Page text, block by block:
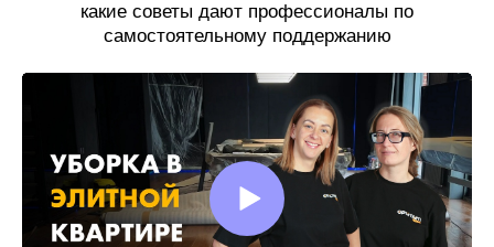
какие советы дают профессионалы по
самостоятельному поддержанию